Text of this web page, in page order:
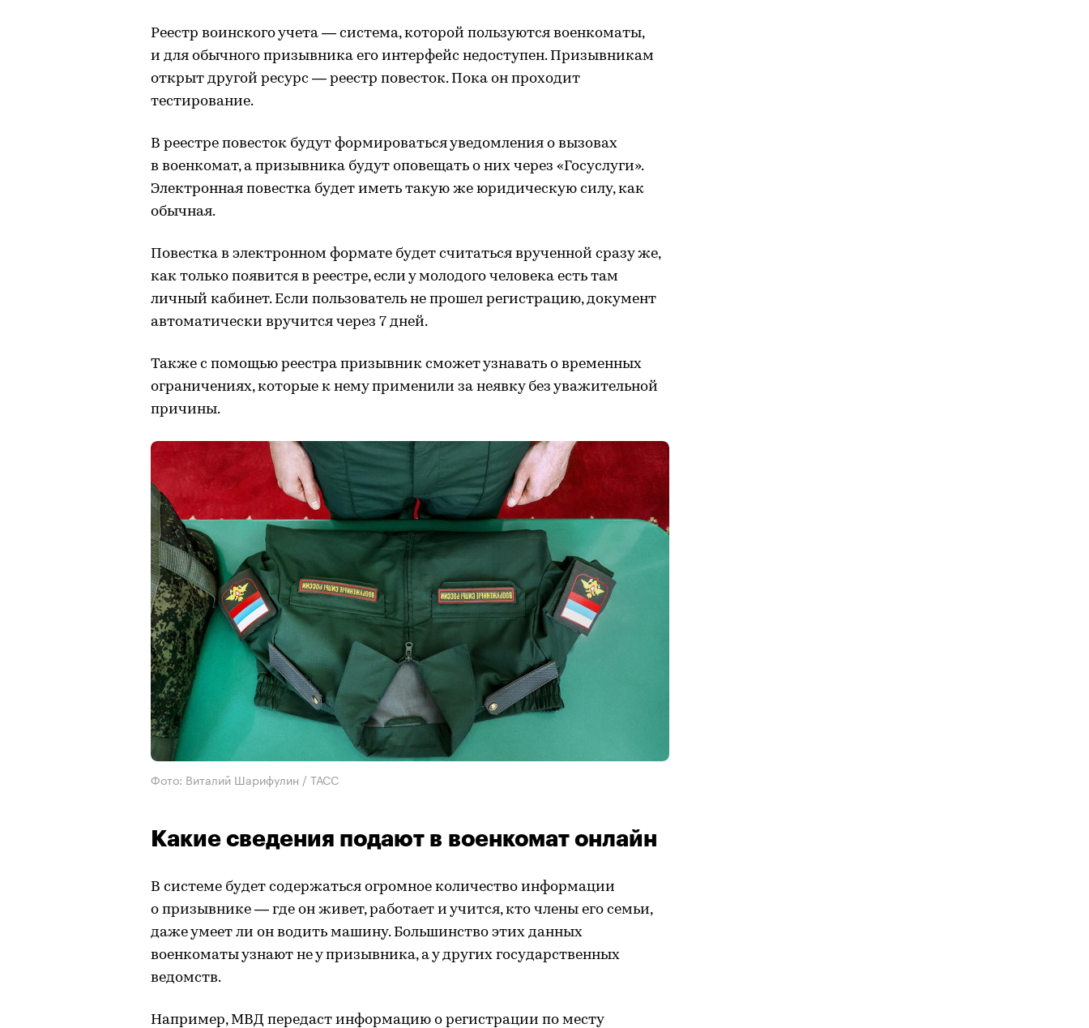
Реестр воинского учета — система, которой пользуются военкоматы,
и для обычного призывника его интерфейс недоступен. Призывникам
открыт другой ресурс — реестр повесток. Пока он проходит
тестирование.
В реестре повесток будут формироваться уведомления о вызовах
в военкомат, а призывника будут оповещать о них через «Госуслуги».
Электронная повестка будет иметь такую же юридическую силу, как
обычная.
Повестка в электронном формате будет считаться врученной сразу же,
как только появится в реестре, если у молодого человека есть там
личный кабинет. Если пользователь не прошел регистрацию, документ
автоматически вручится через 7 дней.
Также с помощью реестра призывник сможет узнавать о временных
ограничениях, которые к нему применили за неявку без уважительной
причины.
Фото: Виталий Шарифулин / ТАСС
Какие сведения подают в военкомат онлайн
В системе будет содержаться огромное количество информации
о призывнике — где он живет, работает и учится, кто члены его семьи,
даже умеет ли он водить машину. Большинство этих данных
военкоматы узнают не у призывника, а у других государственных
ведомств.
Например, МВД передаст информацию о регистрации по месту